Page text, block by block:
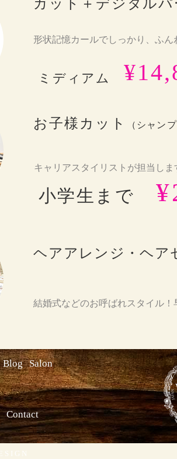
カット＋デジタルパ
形状記憶カールでしっかり、ふん
ミディアム
お子様カット （シャン
キャリアスタイリストが担当しま
小学生まで
ヘアアレンジ・ヘア
結婚式などのお呼ばれスタイル！
Blog Salon
Contact
S I G N